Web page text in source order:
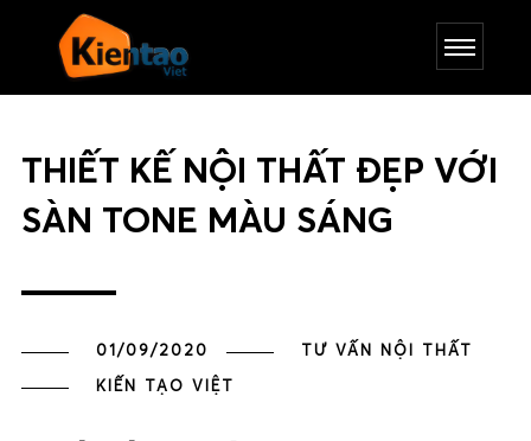
THIẾT KẾ NỘI THẤT ĐẸP VỚI
SÀN TONE MÀU SÁNG
01/09/2020 TƯ VẤN NỘI THẤT
KIẾN TẠO VIỆT